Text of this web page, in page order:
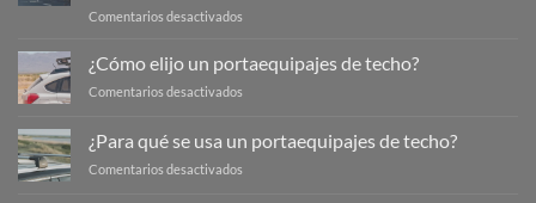
Comentarios desactivados
debería
transportar
portaequipajes
de
¿Cómo elijo un portaequipajes de techo?
Comentarios desactivados
un
¿Para qué se usa un portaequipajes de techo?
Comentarios desactivados